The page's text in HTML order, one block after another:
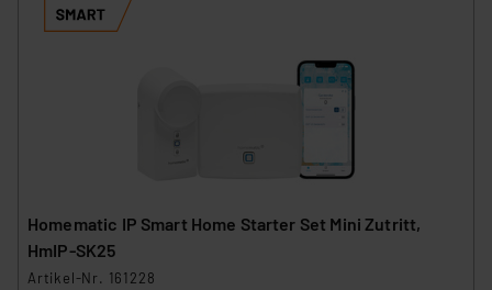
Homematic IP Smart Home Starter Set Mini Zutritt,
HmIP-SK25
Artikel-Nr. 161228